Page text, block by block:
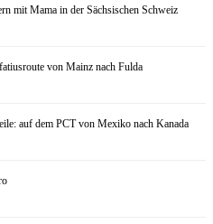
mit Mama in der Sächsischen Schweiz
von Mainz nach Fulda
auf dem PCT von Mexiko nach Kanada